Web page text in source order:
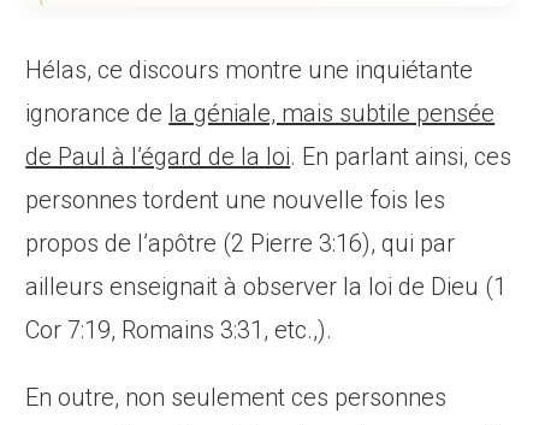
Hélas, ce discours montre une inquiétante
ignorance de la géniale, mais subtile pensée
de Paul à l’égard de la loi. En parlant ainsi, ces
personnes tordent une nouvelle fois les
propos de l’apôtre (2 Pierre 3:16), qui par
ailleurs enseignait à observer la loi de Dieu (1
Cor 7:19, Romains 3:31, etc.,).
En outre, non seulement ces personnes